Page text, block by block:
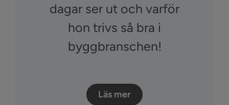
dagar ser ut och varför
hon trivs så bra i
byggbranschen!
Läs mer